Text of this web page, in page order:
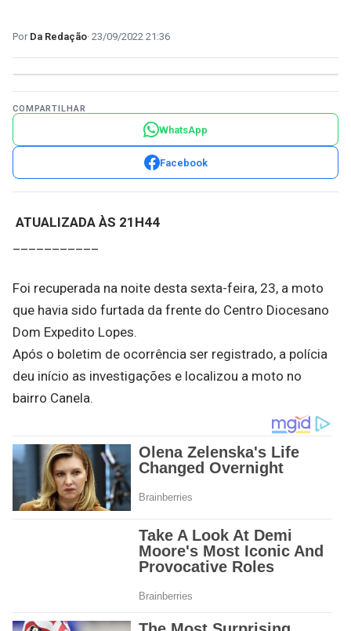
Da Redação 23/09/2022 21:36
COMPARTILHAR
WhatsApp
Facebook
ATUALIZADA ÀS 21H44
Foi recuperada na noite desta sexta-feira, 23, a moto
que havia sido furtada da frente do Centro Diocesano
Dom Expedito Lopes.
Após o boletim de ocorrência ser registrado, a polícia
deu início as investigações e localizou a moto no
bairro Canela.